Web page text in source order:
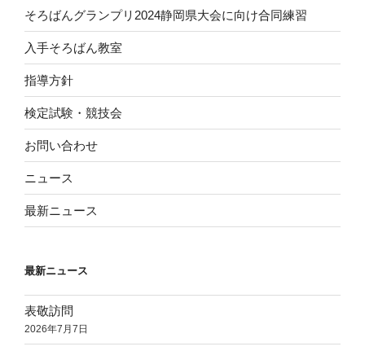
そろばんグランプリ2024静岡県大会に向け合同練習
入手そろばん教室
指導方針
検定試験・競技会
お問い合わせ
ニュース
最新ニュース
最新ニュース
表敬訪問
2026年7月7日